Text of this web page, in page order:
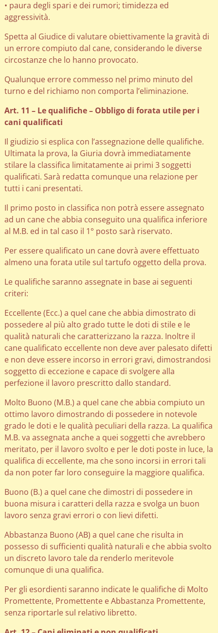
• paura degli spari e dei rumori; timidezza ed
aggressività.
Spetta al Giudice di valutare obiettivamente la gravità di
un errore compiuto dal cane, considerando le diverse
circostanze che lo hanno provocato.
Qualunque errore commesso nel primo minuto del
turno e del richiamo non comporta l’eliminazione.
Art. 11 – Le qualifiche – Obbligo di forata utile per i
cani qualificati
Il giudizio si esplica con l’assegnazione delle qualifiche.
Ultimata la prova, la Giuria dovrà immediatamente
stilare la classifica limitatamente ai primi 3 soggetti
qualificati. Sarà redatta comunque una relazione per
tutti i cani presentati.
Il primo posto in classifica non potrà essere assegnato
ad un cane che abbia conseguito una qualifica inferiore
al M.B. ed in tal caso il 1° posto sarà riservato.
Per essere qualificato un cane dovrà avere effettuato
almeno una forata utile sul tartufo oggetto della prova.
Le qualifiche saranno assegnate in base ai seguenti
criteri:
Eccellente (Ecc.) a quel cane che abbia dimostrato di
possedere al più alto grado tutte le doti di stile e le
qualità naturali che caratterizzano la razza. Inoltre il
cane qualificato eccellente non deve aver palesato difetti
e non deve essere incorso in errori gravi, dimostrandosi
soggetto di eccezione e capace di svolgere alla
perfezione il lavoro prescritto dallo standard.
Molto Buono (M.B.) a quel cane che abbia compiuto un
ottimo lavoro dimostrando di possedere in notevole
grado le doti e le qualità peculiari della razza. La qualifica
M.B. va assegnata anche a quei soggetti che avrebbero
meritato, per il lavoro svolto e per le doti poste in luce, la
qualifica di eccellente, ma che sono incorsi in errori tali
da non poter far loro conseguire la maggiore qualifica.
Buono (B.) a quel cane che dimostri di possedere in
buona misura i caratteri della razza e svolga un buon
lavoro senza gravi errori o con lievi difetti.
Abbastanza Buono (AB) a quel cane che risulta in
possesso di sufficienti qualità naturali e che abbia svolto
un discreto lavoro tale da renderlo meritevole
comunque di una qualifica.
Per gli esordienti saranno indicate le qualifiche di Molto
Promettente, Promettente e Abbastanza Promettente,
senza riportarle sul relativo libretto.